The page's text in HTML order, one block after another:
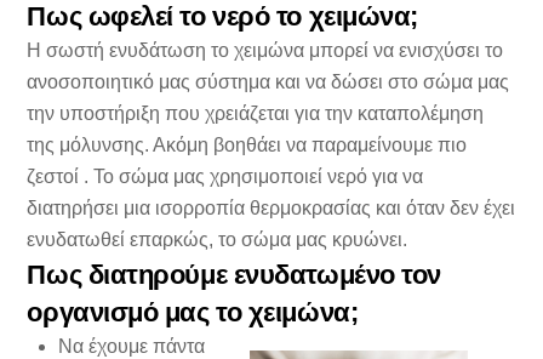
Πως ωφελεί το νερό το χειμώνα;
Η σωστή ενυδάτωση το χειμώνα μπορεί να ενισχύσει το
ανοσοποιητικό μας σύστημα και να δώσει στο σώμα μας
την υποστήριξη που χρειάζεται για την καταπολέμηση
της μόλυνσης. Ακόμη βοηθάει να παραμείνουμε πιο
ζεστοί . Το σώμα μας χρησιμοποιεί νερό για να
διατηρήσει μια ισορροπία θερμοκρασίας και όταν δεν έχει
ενυδατωθεί επαρκώς, το σώμα μας κρυώνει.
Πως διατηρούμε ενυδατωμένο τον
οργανισμό μας το χειμώνα;
Να έχουμε πάντα